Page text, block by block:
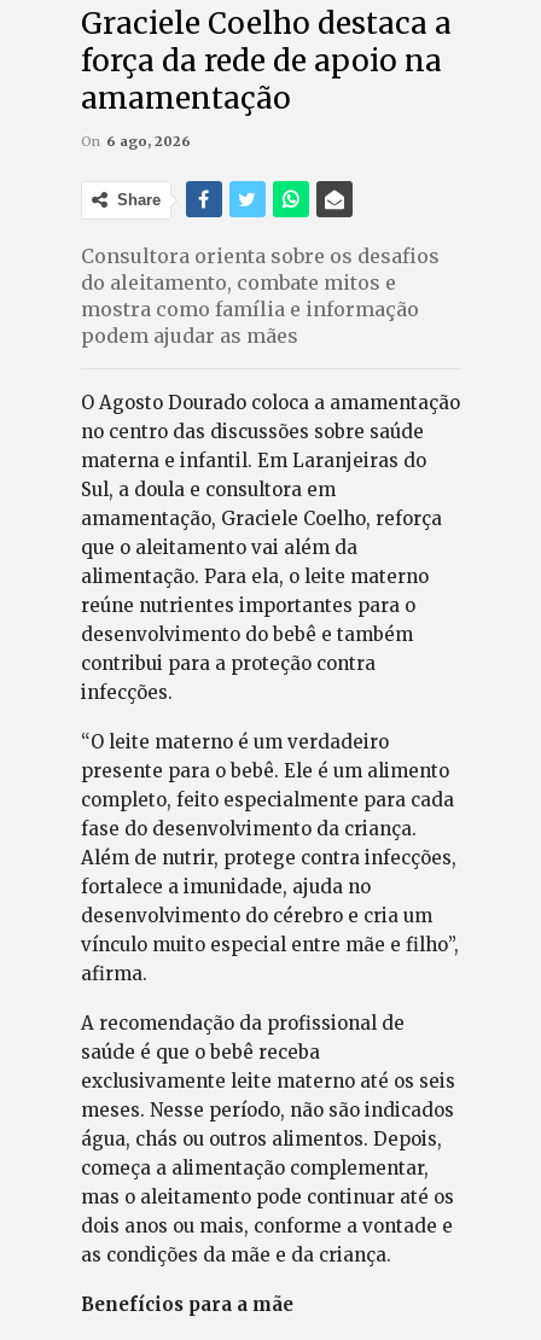
Graciele Coelho destaca a
força da rede de apoio na
amamentação
On 6 ago, 2026
Share
Consultora orienta sobre os desafios
do aleitamento, combate mitos e
mostra como família e informação
podem ajudar as mães
O Agosto Dourado coloca a amamentação
no centro das discussões sobre saúde
materna e infantil. Em Laranjeiras do
Sul, a doula e consultora em
amamentação, Graciele Coelho, reforça
que o aleitamento vai além da
alimentação. Para ela, o leite materno
reúne nutrientes importantes para o
desenvolvimento do bebê e também
contribui para a proteção contra
infecções.
“O leite materno é um verdadeiro
presente para o bebê. Ele é um alimento
completo, feito especialmente para cada
fase do desenvolvimento da criança.
Além de nutrir, protege contra infecções,
fortalece a imunidade, ajuda no
desenvolvimento do cérebro e cria um
vínculo muito especial entre mãe e filho”,
afirma.
A recomendação da profissional de
saúde é que o bebê receba
exclusivamente leite materno até os seis
meses. Nesse período, não são indicados
água, chás ou outros alimentos. Depois,
começa a alimentação complementar,
mas o aleitamento pode continuar até os
dois anos ou mais, conforme a vontade e
as condições da mãe e da criança.
Benefícios para a mãe